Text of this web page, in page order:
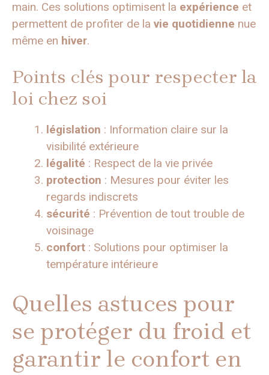
main. Ces solutions optimisent la expérience et
permettent de profiter de la vie quotidienne nue
même en hiver.
Points clés pour respecter la
loi chez soi
législation : Information claire sur la
visibilité extérieure
légalité : Respect de la vie privée
protection : Mesures pour éviter les
regards indiscrets
sécurité : Prévention de tout trouble de
voisinage
confort : Solutions pour optimiser la
température intérieure
Quelles astuces pour
se protéger du froid et
garantir le confort en